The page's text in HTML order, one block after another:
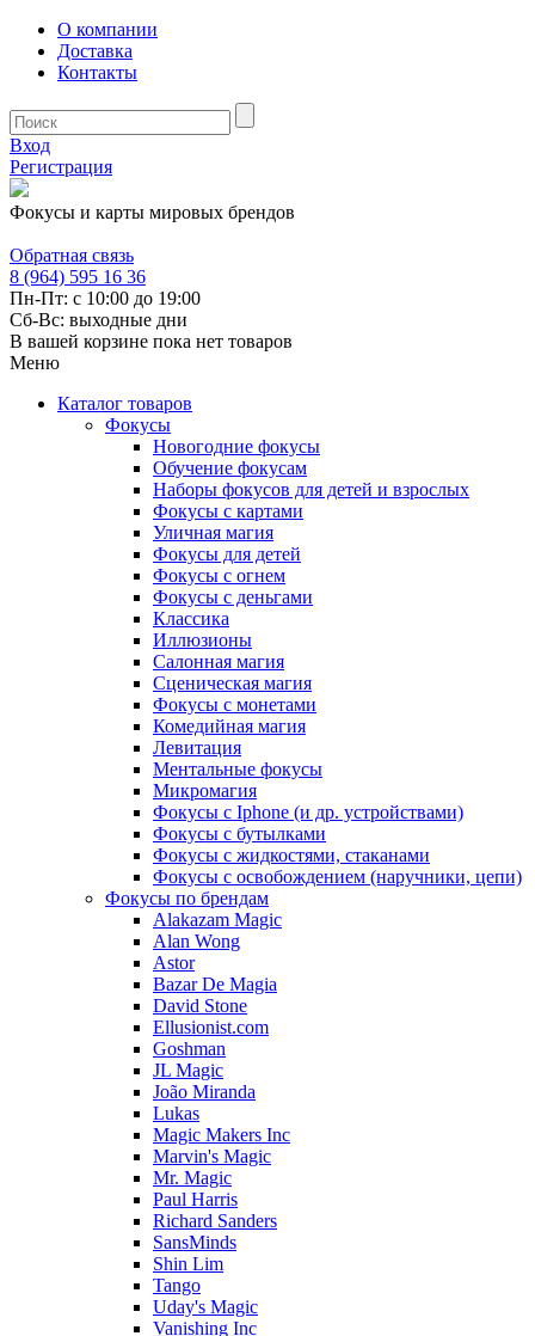
О компании
Доставка
Контакты
Вход
Регистрация
Фокусы и карты мировых брендов
Обратная связь
8 (964) 595 16 36
Пн-Пт: с 10:00 до 19:00
Сб-Вс: выходные дни
В вашей корзине пока нет товаров
Меню
Каталог товаров
Фокусы
Новогодние фокусы
Обучение фокусам
Наборы фокусов для детей и взрослых
Фокусы с картами
Уличная магия
Фокусы для детей
Фокусы с огнем
Фокусы с деньгами
Классика
Иллюзионы
Салонная магия
Сценическая магия
Фокусы с монетами
Комедийная магия
Левитация
Ментальные фокусы
Микромагия
Фокусы с Iphone (и др. устройствами)
Фокусы с бутылками
Фокусы с жидкостями, стаканами
Фокусы с освобождением (наручники, цепи)
Фокусы по брендам
Alakazam Magic
Alan Wong
Astor
Bazar De Magia
David Stone
Ellusionist.com
Goshman
JL Magic
João Miranda
Lukas
Magic Makers Inc
Marvin's Magic
Mr. Magic
Paul Harris
Richard Sanders
SansMinds
Shin Lim
Tango
Uday's Magic
Vanishing Inc